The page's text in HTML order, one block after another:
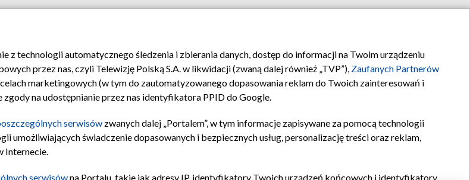
Moje zgody Pomoc Biuro reklamy Kontakt
z technologii automatycznego śledzenia i zbierania danych, dostęp do informacji na Twoim urządzeniu
przez nas, czyli Telewizję Polską S.A. w likwidacji (zwaną dalej również „TVP”), Zaufanych Partnerów
celach marketingowych (w tym do zautomatyzowanego dopasowania reklam do Twoich zainteresowań i
na udostępnianie przez nas identyfikatora PPID do Google.
serwisów zwanych dalej „Portalem”, w tym informacje zapisywane za pomocą technologii
świadczenie dopasowanych i bezpiecznych usług, personalizację treści oraz reklam,
Internecie.
serwisówna Portalu, takie jak adresy IP, identyfikatory Twoich urządzeń końcowych i identyfikatory